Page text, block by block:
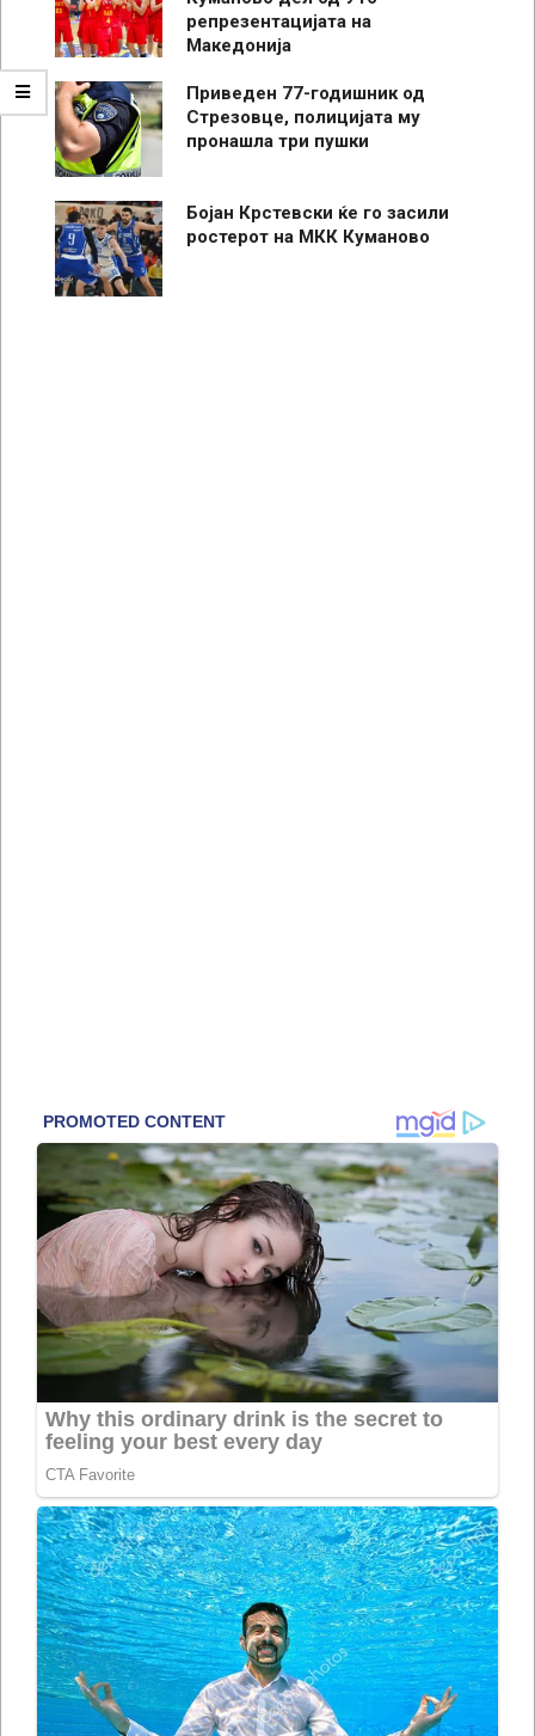
репрезентацијата на
Македонија
Приведен 77-годишник од
Стрезовце, полицијата му
пронашла три пушки
Бојан Крстевски ќе го засили
ростерот на МКК Куманово